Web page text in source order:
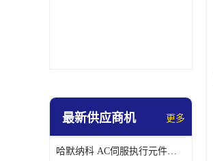
最新供应商机 更多
哈默纳科 AC伺服执行元件扁平型SHA系列 议价